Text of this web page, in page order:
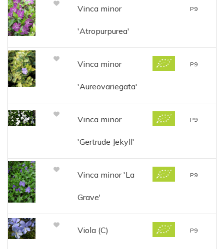
Vinca minor
'Atropurpurea'
P9
Vinca minor
'Aureovariegata'
P9
Vinca minor
'Gertrude Jekyll'
P9
Vinca minor 'La
Grave'
P9
Viola (C) P9